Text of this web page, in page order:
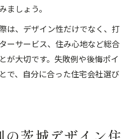
ましょう。
は、デザイン性だけでなく、打
ーサービス、住み心地など総合
が大切です。失敗例や後悔ポイ
で、自分に合った住宅会社選び